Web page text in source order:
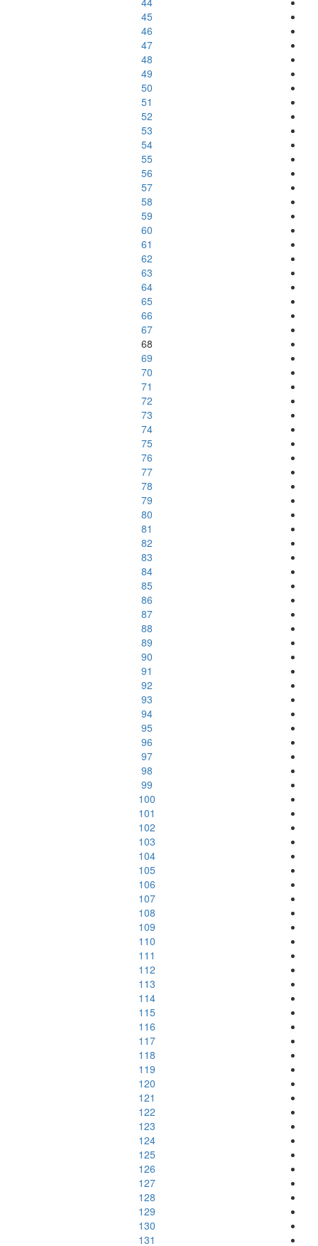
45
46
47
48
49
50
51
52
53
54
55
56
57
58
59
60
61
62
63
64
65
66
67
68
69
70
71
72
73
74
75
76
77
78
79
80
81
82
83
84
85
86
87
88
89
90
91
92
93
94
95
96
97
98
99
100
101
102
103
104
105
106
107
108
109
110
111
112
113
114
115
116
117
118
119
120
121
122
123
124
125
126
127
128
129
130
131